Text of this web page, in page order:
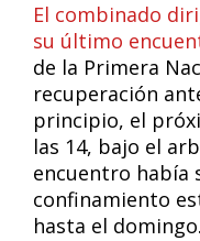
El combinado
su último
de la Primera
recuperación
principio, el
las 14, bajo el
encuentro había
confinamiento
hasta el domingo.